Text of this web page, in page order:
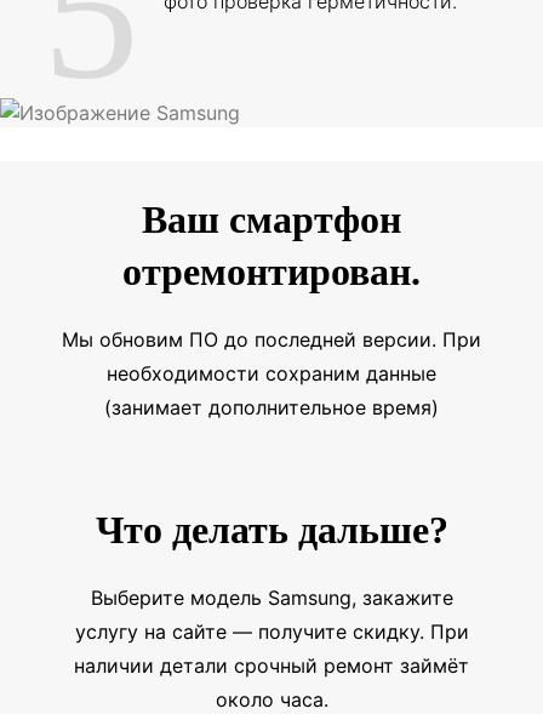
Ваш смартфон
отремонтирован.
Мы обновим ПО до последней версии. При
необходимости сохраним данные
(занимает дополнительное время)
Что делать дальше?
Выберите модель Samsung, закажите
услугу на сайте — получите скидку. При
наличии детали срочный ремонт займёт
около часа.